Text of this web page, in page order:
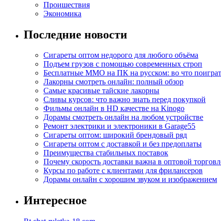
Проишествия
Экономика
Последние новости
Сигареты оптом недорого для любого объёма
Подъем грузов с помощью современных строп
Бесплатные MMO на ПК на русском: во что
Лакорны смотреть онлайн: полный обзор
Самые красивые тайские лакорны
Сливы курсов: что важно знать перед покупкой
Фильмы онлайн в HD качестве на Kinogo
Дорамы смотреть онлайн на любом устройстве
Ремонт электрики и электроники в Garage55
Сигареты оптом: широкий брендовый ряд
Сигареты оптом с доставкой и без предоплаты
Преимущества стабильных поставок
Почему скорость доставки важна в оптовой
Курсы по работе с клиентами для фрилансеров
Дорамы онлайн с хорошим звуком и изображением
Интересное